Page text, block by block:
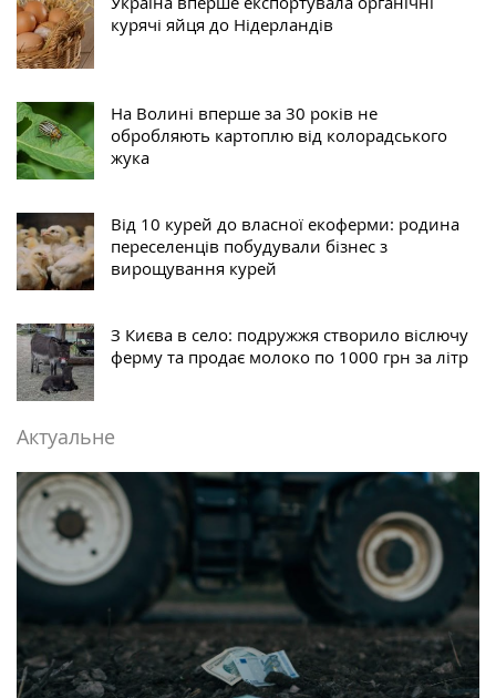
курячі яйця до Нідерландів
На Волині вперше за 30 років не
обробляють картоплю від колорадського
жука
Від 10 курей до власної екоферми: родина
переселенців побудували бізнес з
вирощування курей
З Києва в село: подружжя створило віслючу
ферму та продає молоко по 1000 грн за літр
Актуальне